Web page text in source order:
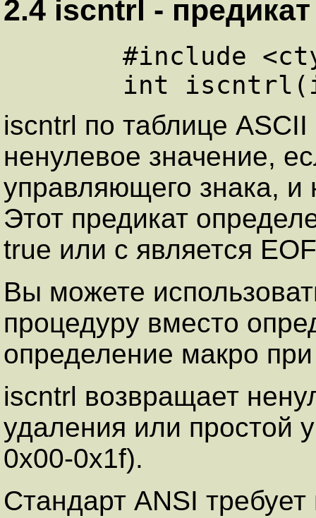
2.4 iscntrl -
iscntrl по таблице
ненулевое значение,
управляющего знака, и
Этот предикат
true или с является
Вы можете
процедуру вместо
определение макро
iscntrl возвращает
удаления или простой
0x00-0x1f).
Стандарт ANSI